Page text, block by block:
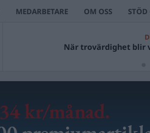
MEDARBETARE OM OSS STÖD
När trovärdighet